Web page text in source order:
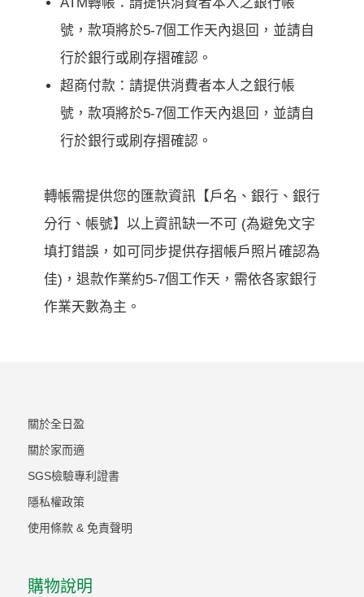
號，款項將於5-7個工作天內退回，並請自
行於銀行或刷存摺確認。
超商付款：請提供消費者本人之銀行帳
號，款項將於5-7個工作天內退回，並請自
行於銀行或刷存摺確認。
轉帳需提供您的匯款資訊【戶名、銀行、銀行
分行、帳號】以上資訊缺一不可 (為避免文字
填打錯誤，如可同步提供存摺帳戶照片確認為
佳)，退款作業約5-7個工作天，需依各家銀行
作業天數為主。
關於全日盈
關於家而適
SGS檢驗專利證書
隱私權政策
使用條款 & 免責聲明
購物說明